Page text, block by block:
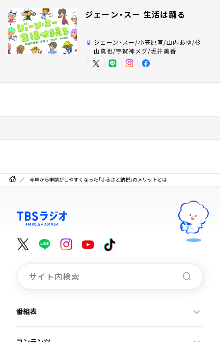
ジェーン・スー 生活は踊る
ジェーン・スー/小笠原亘/山内あゆ/杉
山真也/宇賀神メグ/堀井美香
今年から申請がしやすくなった「ふるさと納税」のメリットとは
番組表